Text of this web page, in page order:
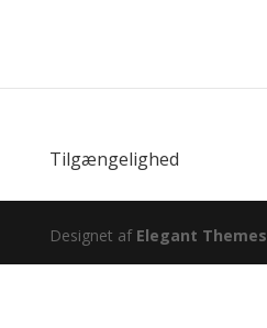
Tilgængelighed
Designet af Elegant Themes